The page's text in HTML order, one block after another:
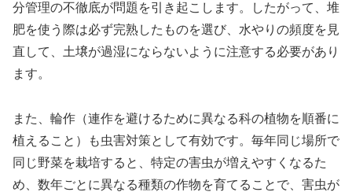
分管理の不徹底が問題を引き起こします。したがって、堆
肥を使う際は必ず完熟したものを選び、水やりの頻度を見
直して、土壌が過湿にならないように注意する必要があり
ます。
また、輪作（連作を避けるために異なる科の植物を順番に
植えること）も虫害対策として有効です。毎年同じ場所で
同じ野菜を栽培すると、特定の害虫が増えやすくなるた
め、数年ごとに異なる種類の作物を育てることで、害虫が